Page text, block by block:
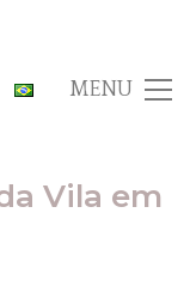
MENU
Vila em